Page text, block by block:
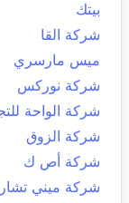
بيتك
شركة القا
ميس مارسري
شركة نوركس
شركة الواحة
شركة الزوق
شركة أص ك
شركة ميني